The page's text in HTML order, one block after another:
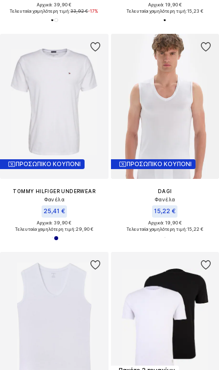
Αρχικά: 39,90 €
Τελευταία χαμηλότερη τιμή:33,92 €-17%
Αρχικά: 19,90 €
Τελευταία χαμηλότερη τιμή:15,23 €
ΠΡΟΣΩΠΙΚΟ ΚΟΥΠΟΝΙ
TOMMY HILFIGER UNDERWEAR
Φανέλα
25,41 €
Αρχικά: 39,90 €
Τελευταία χαμηλότερη τιμή:29,90 €
ΠΡΟΣΩΠΙΚΟ ΚΟΥΠΟΝΙ
DAGI
Φανέλα
15,22 €
Αρχικά: 19,90 €
Τελευταία χαμηλότερη τιμή:15,22 €